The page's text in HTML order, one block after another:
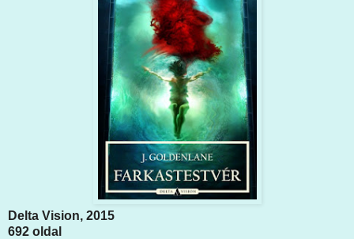
Delta Vision, 2015
692 oldal